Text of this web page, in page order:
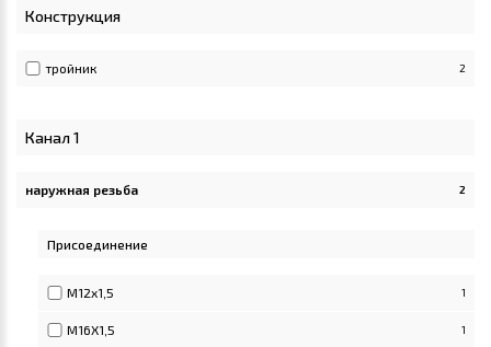
Конструкция
тройник 2
Канал 1
наружная резьба 2
Apply наружная резьба filter
Присоединение
M12x1,5 1
M16X1,5 1